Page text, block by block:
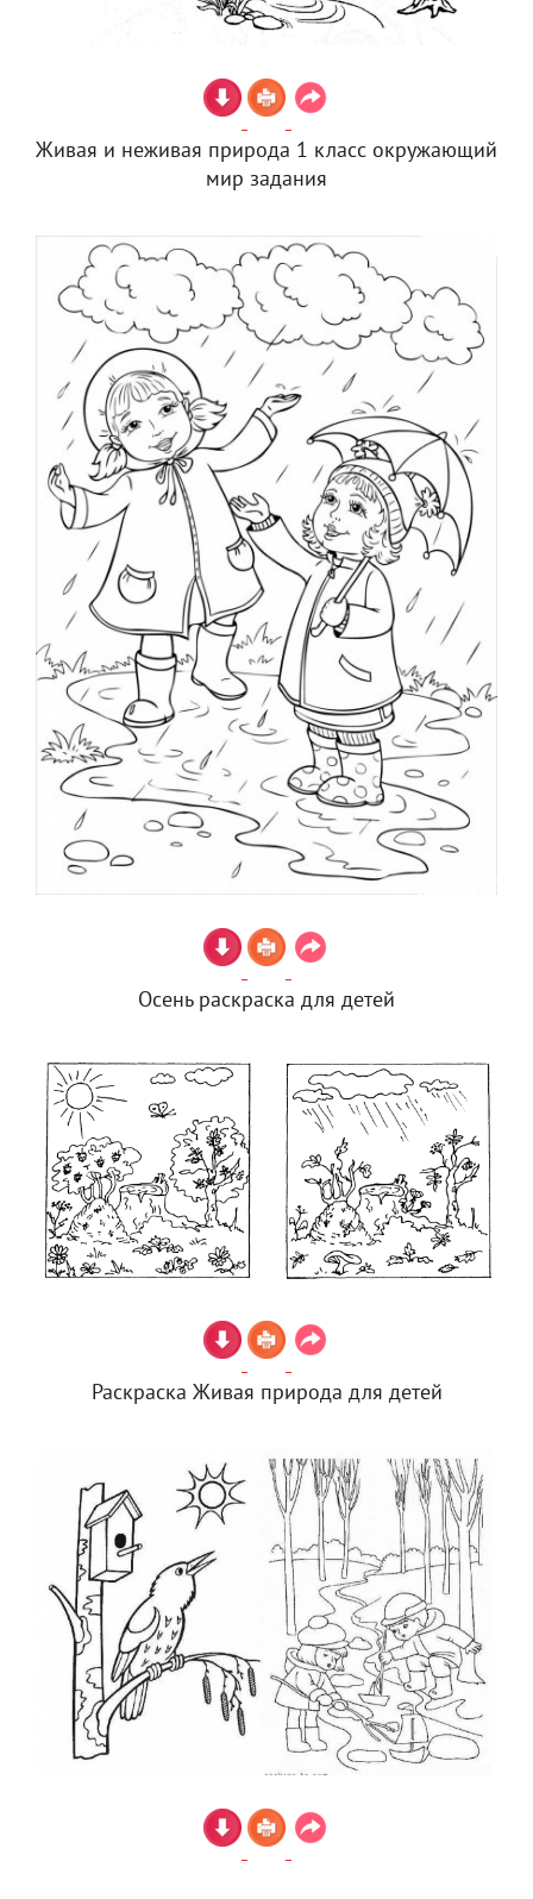
Живая и неживая природа 1 класс окружающий
мир задания
Осень раскраска для детей
Раскраска Живая природа для детей